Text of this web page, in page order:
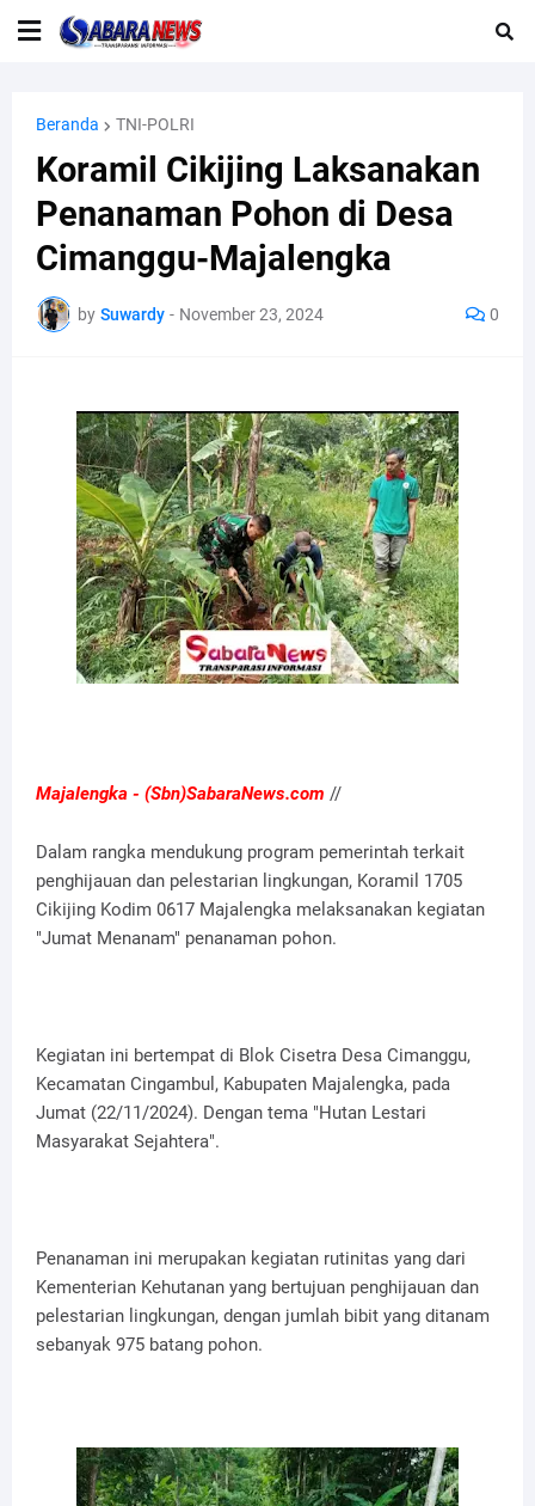
Beranda TNI-POLRI
Koramil Cikijing Laksanakan
Penanaman Pohon di Desa
Cimanggu-Majalengka
by Suwardy - November 23, 2024 0
Majalengka - (Sbn)SabaraNews.com //
Dalam rangka mendukung program pemerintah terkait
penghijauan dan pelestarian lingkungan, Koramil 1705
Cikijing Kodim 0617 Majalengka melaksanakan kegiatan
"Jumat Menanam" penanaman pohon.
Kegiatan ini bertempat di Blok Cisetra Desa Cimanggu,
Kecamatan Cingambul, Kabupaten Majalengka, pada
Jumat (22/11/2024). Dengan tema "Hutan Lestari
Masyarakat Sejahtera".
Penanaman ini merupakan kegiatan rutinitas yang dari
Kementerian Kehutanan yang bertujuan penghijauan dan
pelestarian lingkungan, dengan jumlah bibit yang ditanam
sebanyak 975 batang pohon.